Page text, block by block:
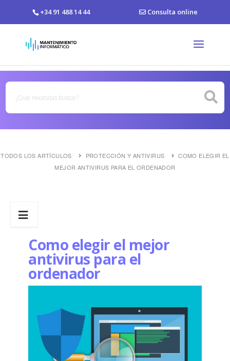
+34 91 488 14 44 Consulta online
TODOS LOS ARTÍCULOS PROTECCIÓN Y ANTIVIRUS
COMO ELEGIR EL
MEJOR ANTIVIRUS PARA EL ORDENADOR
Como elegir el mejor
antivirus para el
ordenador